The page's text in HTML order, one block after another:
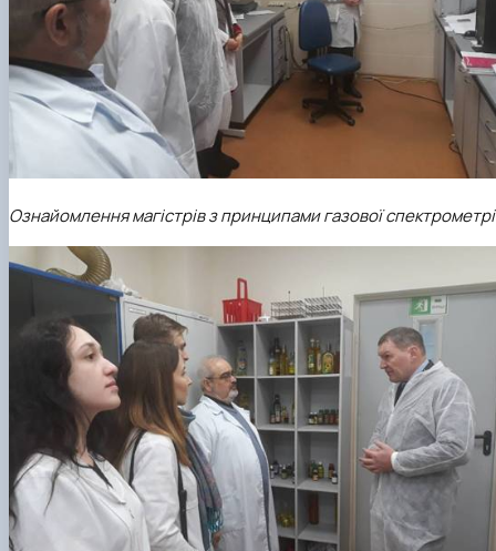
Ознайомлення магістрів з принципами газової